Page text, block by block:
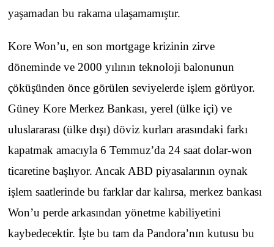
yaşamadan bu rakama ulaşamamıştır.
Kore Won’u, en son mortgage krizinin zirve
döneminde ve 2000 yılının teknoloji balonunun
çöküşünden önce görülen seviyelerde işlem görüyor.
Güney Kore Merkez Bankası, yerel (ülke içi) ve
uluslararası (ülke dışı) döviz kurları arasındaki farkı
kapatmak amacıyla 6 Temmuz’da 24 saat dolar-won
ticaretine başlıyor. Ancak ABD piyasalarının oynak
işlem saatlerinde bu farklar dar kalırsa, merkez bankası
Won’u perde arkasından yönetme kabiliyetini
kaybedecektir. İşte bu tam da Pandora’nın kutusu bu